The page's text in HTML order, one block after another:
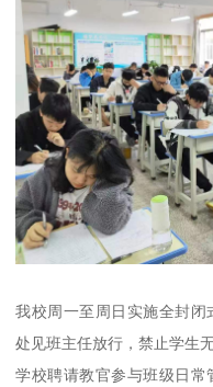
我校周一至周日实施全封闭
处见班主任放行，禁止学生
学校聘请教官参与班级日常